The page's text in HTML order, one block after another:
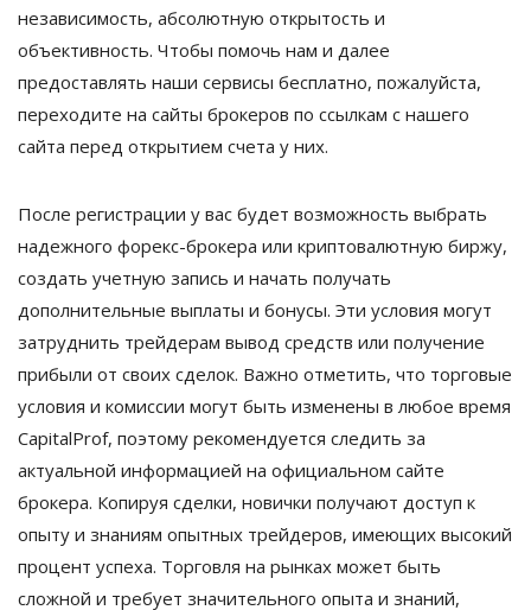
независимость, абсолютную открытость и
объективность. Чтобы помочь нам и далее
предоставлять наши сервисы бесплатно, пожалуйста,
переходите на сайты брокеров по ссылкам с нашего
сайта перед открытием счета у них.
После регистрации у вас будет возможность выбрать
надежного форекс-брокера или криптовалютную биржу,
создать учетную запись и начать получать
дополнительные выплаты и бонусы. Эти условия могут
затруднить трейдерам вывод средств или получение
прибыли от своих сделок. Важно отметить, что торговые
условия и комиссии могут быть изменены в любое время
CapitalProf, поэтому рекомендуется следить за
актуальной информацией на официальном сайте
брокера. Копируя сделки, новички получают доступ к
опыту и знаниям опытных трейдеров, имеющих высокий
процент успеха. Торговля на рынках может быть
сложной и требует значительного опыта и знаний,